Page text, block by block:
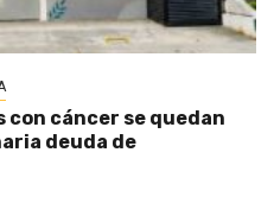
con cáncer se quedan
deuda de